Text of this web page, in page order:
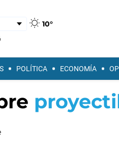
10°
POLÍTICA ECONOMÍA